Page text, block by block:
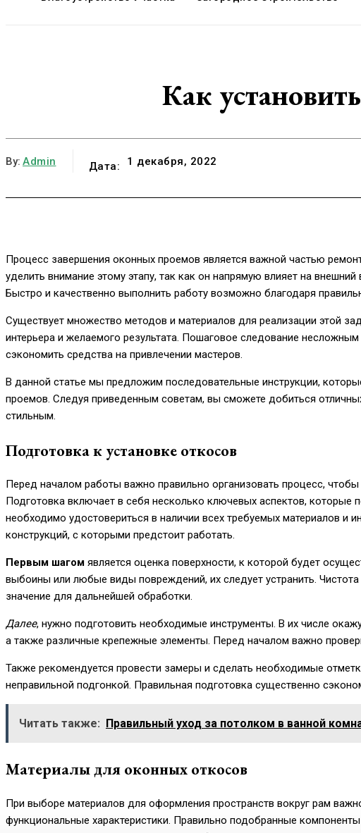
Как
By: Admin Дата: 1 декабря, 2022
Процесс завершения оконных проемов является важной частью
уделить внимание этому этапу, так как он напрямую влияет на
Быстро и качественно выполнить работу возможно благодаря
Существует множество методов и материалов для реализации этой
интерьера и желаемого результата. Пошаговое следование
сэкономить средства на привлечении мастеров.
В данной статье мы предложим последовательные инструкции,
проемов. Следуя приведенным советам, вы сможете добиться
стильным.
Подготовка к установке откосов
Перед началом работы важно правильно организовать процесс,
Подготовка включает в себя несколько ключевых аспектов, которые
необходимо удостовериться в наличии всех требуемых материалов и
конструкций, с которыми предстоит работать.
Первым шагом является оценка поверхности, к которой будет
выбоины или любые виды повреждений, их следует устранить.
значение для дальнейшей обработки.
Далее, нужно подготовить необходимые инструменты. В их числе
а также различные крепежные элементы. Перед началом важно
Также рекомендуется провести замеры и сделать необходимые
неправильной подгонкой. Правильная подготовка существенно
Читать также: Правильный уход за потолком в ванной
Материалы для оконных откосов
При выборе материалов для оформления пространств вокруг рам
функциональные характеристики. Правильно подобранные